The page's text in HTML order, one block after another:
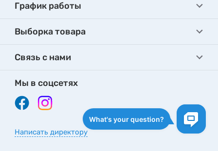
График работы
Выборка товара
Связь с нами
Мы в соцсетях
Написать директору